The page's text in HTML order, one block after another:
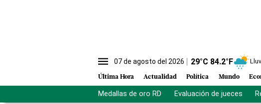
07 de agosto del 2026 29°C 84.2°F
Última Hora Actualidad Política Mundo
Medallas de oro RD Evaluación de jueces